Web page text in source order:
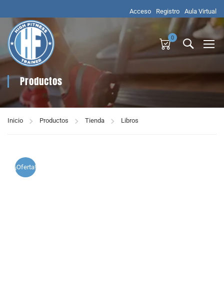
Acceso Registro Aula Virtual
0
Productos
Inicio Productos Tienda Libros
¡Oferta!